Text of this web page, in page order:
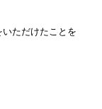
ただけたことを